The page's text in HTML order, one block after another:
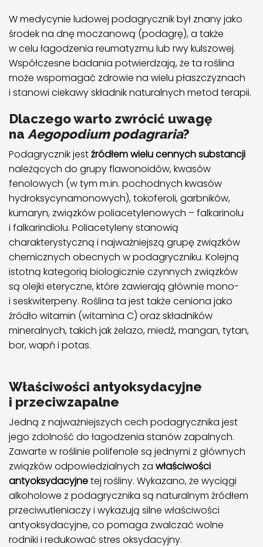
W medycynie ludowej podagrycznik był znany jako
środek na dnę moczanową (podagrę), a także
w celu łagodzenia reumatyzmu lub rwy kulszowej.
Współczesne badania potwierdzają, że ta roślina
może wspomagać zdrowie na wielu płaszczyznach
i stanowi ciekawy składnik naturalnych metod terapii.
Dlaczego warto zwrócić uwagę
na Aegopodium podagraria?
Podagrycznik jestźródłem wielu cennych substancji
należących do grupy flawonoidów, kwasów
fenolowych (w tym m.in. pochodnych kwasów
hydroksycynamonowych), tokoferoli, garbników,
kumaryn, związków poliacetylenowych – falkarinolu
i falkarindiolu. Poliacetyleny stanowią
charakterystyczną i najważniejszą grupę związków
chemicznych obecnych w podagryczniku. Kolejną
istotną kategorią biologicznie czynnych związków
są olejki eteryczne, które zawierają głównie mono-
i seskwiterpeny. Roślina ta jest także ceniona jako
źródło witamin (witamina C) oraz składników
mineralnych, takich jak żelazo, miedź, mangan, tytan,
bor, wapń i potas.
Właściwości antyoksydacyjne
i przeciwzapalne
Jedną z najważniejszych cech podagrycznika jest
jego zdolność do łagodzenia stanów zapalnych.
Zawarte w roślinie polifenole są jednymi z głównych
związków odpowiedzialnych za właściwości
antyoksydacyjnetej rośliny. Wykazano, że wyciągi
alkoholowe z podagrycznika są naturalnym źródłem
przeciwutleniaczy i wykazują silne właściwości
antyoksydacyjne, co pomaga zwalczać wolne
rodniki i redukować stres oksydacyjny.